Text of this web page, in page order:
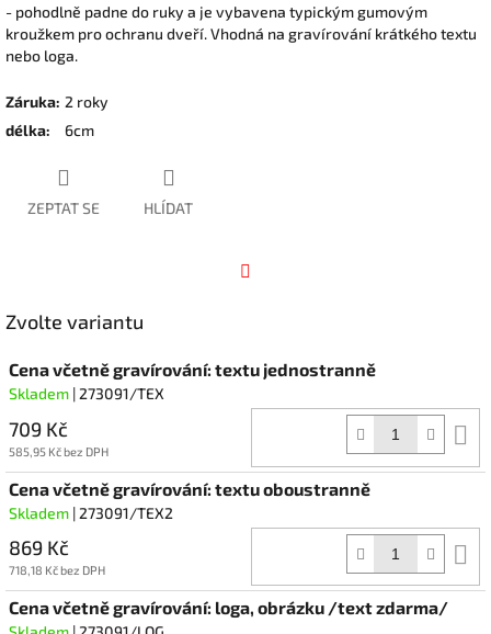
- pohodlně padne do ruky a je vybavena typickým gumovým
kroužkem pro ochranu dveří. Vhodná na gravírování krátkého textu
nebo loga.
Záruka: 2 roky
délka: 6cm
ZEPTAT SE HLÍDAT
Zvolte variantu
Cena včetně gravírování: textu jednostranně
Skladem | 273091/TEX
709 Kč
585,95 Kč bez DPH
Cena včetně gravírování: textu oboustranně
Skladem | 273091/TEX2
869 Kč
718,18 Kč bez DPH
Cena včetně gravírování: loga, obrázku /text zdarma/